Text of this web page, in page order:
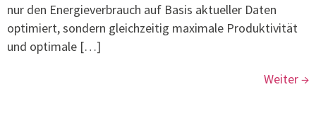
nur den Energieverbrauch auf Basis aktueller Daten
optimiert, sondern gleichzeitig maximale Produktivität
und optimale […]
Weiter→